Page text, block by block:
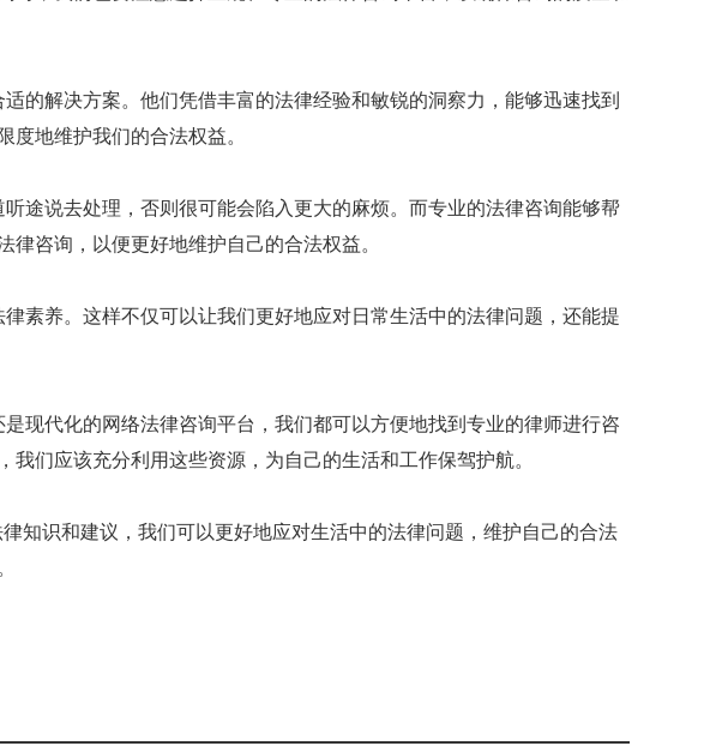
的解决方案。他们凭借丰富的法律经验和敏锐的洞察力，能够迅速找到
地维护我们的合法权益。
途说去处理，否则很可能会陷入更大的麻烦。而专业的法律咨询能够帮
咨询，以便更好地维护自己的合法权益。
素养。这样不仅可以让我们更好地应对日常生活中的法律问题，还能提
现代化的网络法律咨询平台，我们都可以方便地找到专业的律师进行咨
们应该充分利用这些资源，为自己的生活和工作保驾护航。
知识和建议，我们可以更好地应对生活中的法律问题，维护自己的合法